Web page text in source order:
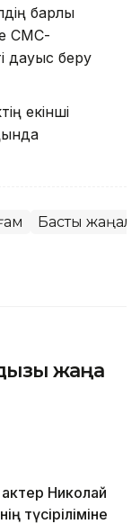
барлық
СМС-
дауыс беру
екінші
Басты
жаңа
Николай
түсіріліміне